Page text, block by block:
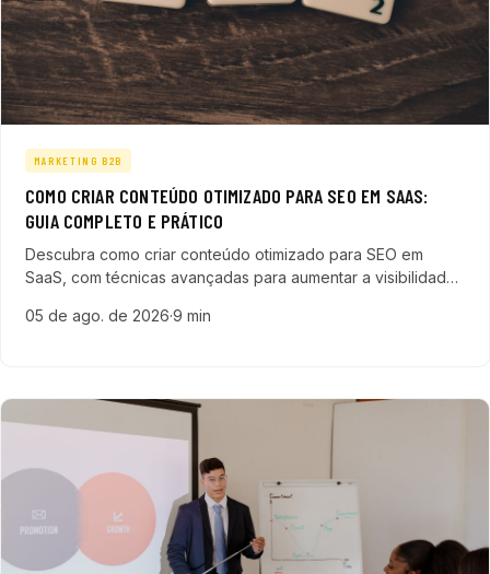
MARKETING B2B
COMO CRIAR CONTEÚDO OTIMIZADO PARA SEO EM SAAS:
GUIA COMPLETO E PRÁTICO
Descubra como criar conteúdo otimizado para SEO em
SaaS, com técnicas avançadas para aumentar a visibilidade,
de tecnologia.
05 de ago. de 2026·9 min